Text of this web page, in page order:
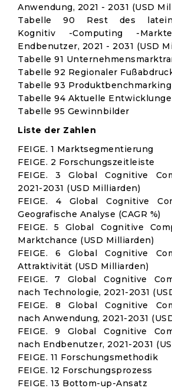
Anwendung, 2021 - 2031 (USD
Tabelle 90 Rest des
Kognitiv -Computing -
Endbenutzer, 2021 - 2031 (USD
Tabelle 91
Tabelle 92 Regionaler
Tabelle 93 Produktbenchmarking
Tabelle 94 Aktuelle
Tabelle 95 Gewinnbilder
Liste der Zahlen
FEIGE. 1 Marktsegmentierung
FEIGE. 2 Forschungszeitleiste
FEIGE. 3 Global Cognitive
2021-2031 (USD Milliarden)
FEIGE. 4 Global Cognitive
Geografische Analyse (CAGR %)
FEIGE. 5 Global Cognitive
Marktchance (USD Milliarden)
FEIGE. 6 Global Cognitive
Attraktivität (USD Milliarden)
FEIGE. 7 Global Cognitive
nach Technologie, 2021-2031
FEIGE. 8 Global Cognitive
nach Anwendung, 2021-2031
FEIGE. 9 Global Cognitive
nach Endbenutzer, 2021-2031
FEIGE. 11 Forschungsmethodik
FEIGE. 12 Forschungsprozess
FEIGE. 13 Bottom-up-Ansatz